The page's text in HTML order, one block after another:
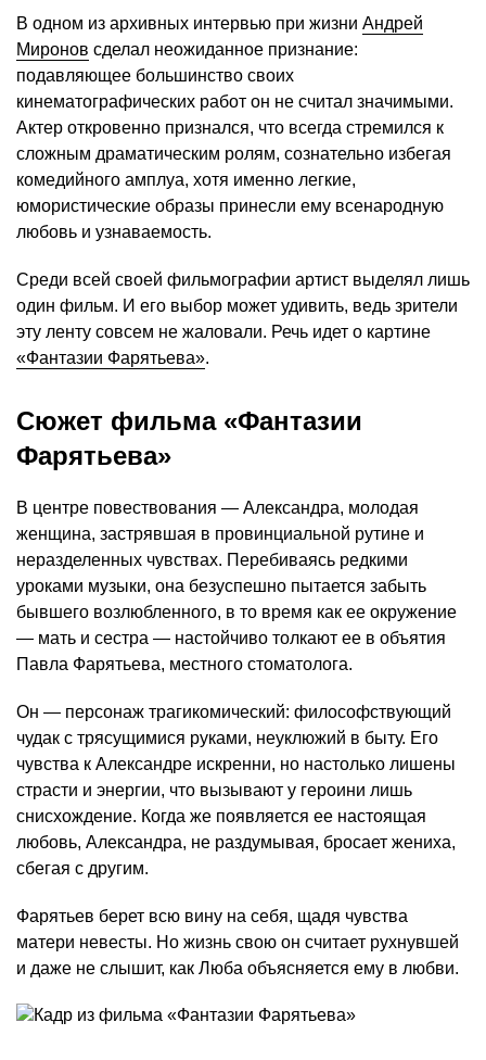
В одном из архивных интервью при жизни Андрей
Миронов сделал неожиданное признание:
подавляющее большинство своих
кинематографических работ он не считал значимыми.
Актер откровенно признался, что всегда стремился к
сложным драматическим ролям, сознательно избегая
комедийного амплуа, хотя именно легкие,
юмористические образы принесли ему всенародную
любовь и узнаваемость.
Среди всей своей фильмографии артист выделял лишь
один фильм. И его выбор может удивить, ведь зрители
эту ленту совсем не жаловали. Речь идет о картине
«Фантазии Фарятьева».
Сюжет фильма «Фантазии
Фарятьева»
В центре повествования — Александра, молодая
женщина, застрявшая в провинциальной рутине и
неразделенных чувствах. Перебиваясь редкими
уроками музыки, она безуспешно пытается забыть
бывшего возлюбленного, в то время как ее окружение
— мать и сестра — настойчиво толкают ее в объятия
Павла Фарятьева, местного стоматолога.
Он — персонаж трагикомический: философствующий
чудак с трясущимися руками, неуклюжий в быту. Его
чувства к Александре искренни, но настолько лишены
страсти и энергии, что вызывают у героини лишь
снисхождение. Когда же появляется ее настоящая
любовь, Александра, не раздумывая, бросает жениха,
сбегая с другим.
Фарятьев берет всю вину на себя, щадя чувства
матери невесты. Но жизнь свою он считает рухнувшей
и даже не слышит, как Люба объясняется ему в любви.